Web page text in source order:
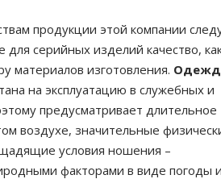
продукции этой компании
для серийных изделий качество,
материалов изготовления.
на эксплуатацию в служебных и
предусматривает длительное
воздухе, значительные
условия ношения –
факторами в виде погоды